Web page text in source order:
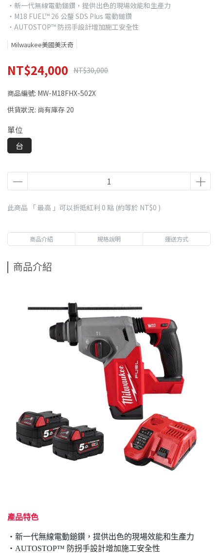
‧新一代無線電動鎚鑽，提供出色的現場效能和生產力
‧M18 FUEL™ 26 公釐 SDS Plus 電動鎚鑽
‧AUTOSTOP™ 防拐手設計增加施工安全性
Milwaukee美國美沃奇
NT$24,000 NT$30,000
商品編號: MW-M18FHX-502X
供貨狀況: 尚有庫存 20
單位
台
此商品 「 最高 」可以折抵紅利 0 點 (約等於 NT$0 )
商品介紹 規格說明 運送方式
商品介紹
產品特色
‧新一代無線電動鎚鑽，提供出色的現場效能和生產力
‧AUTOSTOP™ 防拐手設計增加施工安全性